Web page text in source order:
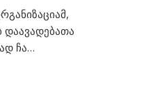
ჩა…